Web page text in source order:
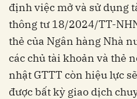
định việc mở và sử dụng
thông tư 18/2024/TT-
thẻ của Ngân hàng Nhà
các chủ tài khoản và thẻ
nhật GTTT còn hiệu lực
được bất kỳ giao dịch